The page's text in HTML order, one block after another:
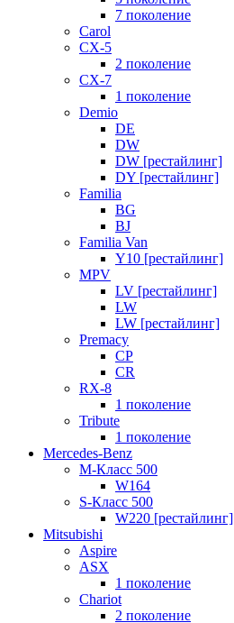
7 поколение
Carol
CX-5
2 поколение
CX-7
1 поколение
Demio
DE
DW
DW [рестайлинг]
DY [рестайлинг]
Familia
BG
BJ
Familia Van
Y10 [рестайлинг]
MPV
LV [рестайлинг]
LW
LW [рестайлинг]
Premacy
CP
CR
RX-8
1 поколение
Tribute
1 поколение
Mercedes-Benz
M-Класс 500
W164
S-Класс 500
W220 [рестайлинг]
Mitsubishi
Aspire
ASX
1 поколение
Chariot
2 поколение